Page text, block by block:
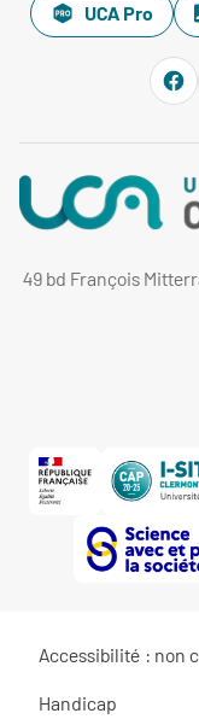
UCA Pro
49 bd François
Accessibilité : non
Handicap